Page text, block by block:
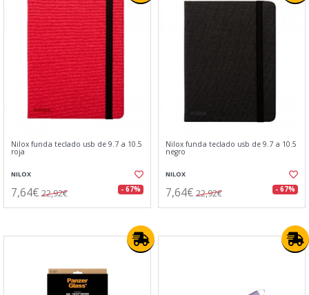
Nilox funda teclado usb de 9.7 a 10.5
roja
NILOX
7,64€ 22,92€ - 67%
Nilox funda teclado usb de 9.7 a 10.5
negro
NILOX
7,64€ 22,92€ - 67%